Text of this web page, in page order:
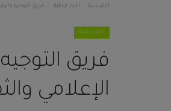
الرئيسية اخبار محلية فريق التوجيه
اخبار محلية
فريق
الإعلامي